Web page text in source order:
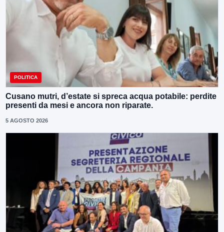
POLITICA
Cusano mutri, d’estate si spreca acqua potabile: perdite
presenti da mesi e ancora non riparate.
5 AGOSTO 2026